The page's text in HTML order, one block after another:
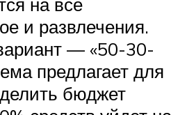
и развлечения.
— «50-30-
предлагает для
бюджет